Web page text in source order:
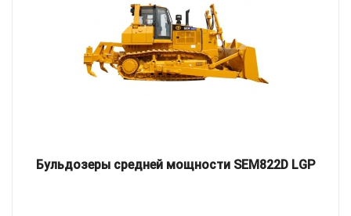
Бульдозеры средней мощности SEM822D LGP